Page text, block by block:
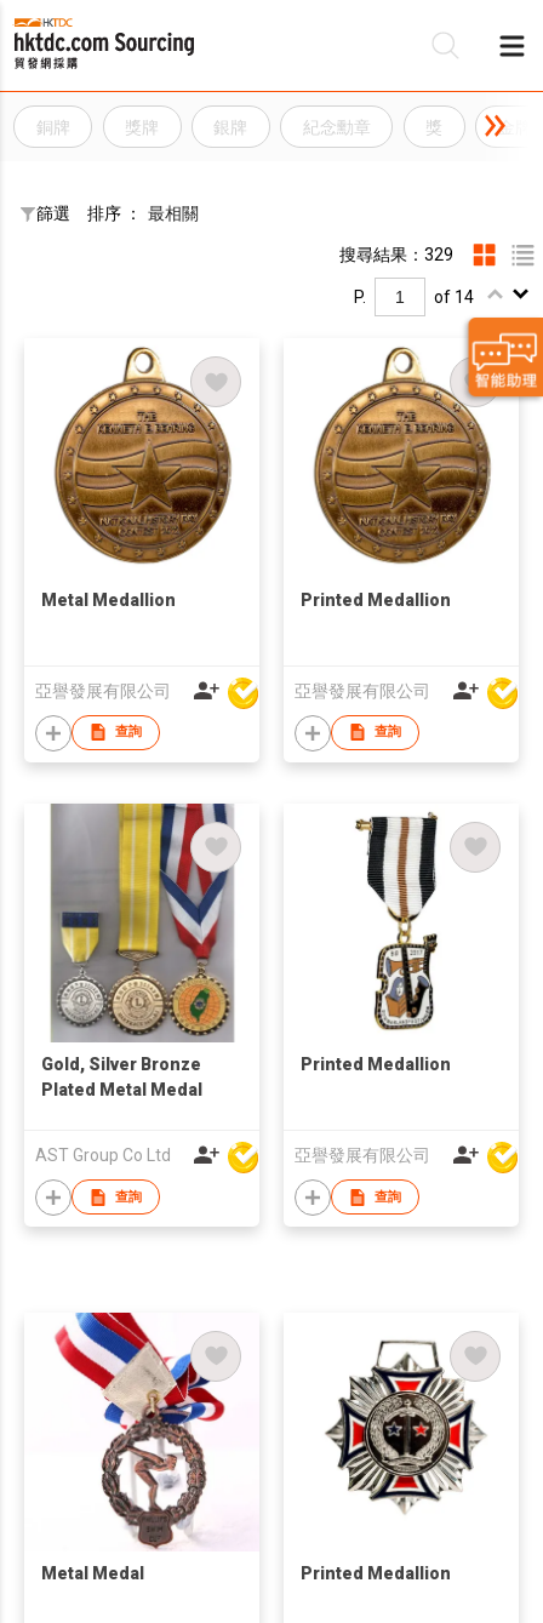
銅牌 獎牌 銀牌 紀念勳章 獎 金牌
篩選 排序 ： 最相關
搜尋結果：329
P. of 14
Metal Medallion
亞譽發展有限公司
查詢
Printed Medallion
亞譽發展有限公司
查詢
Gold, Silver Bronze
Plated Metal Medal
AST Group Co Ltd
查詢
Printed Medallion
亞譽發展有限公司
查詢
Metal Medal Printed Medallion